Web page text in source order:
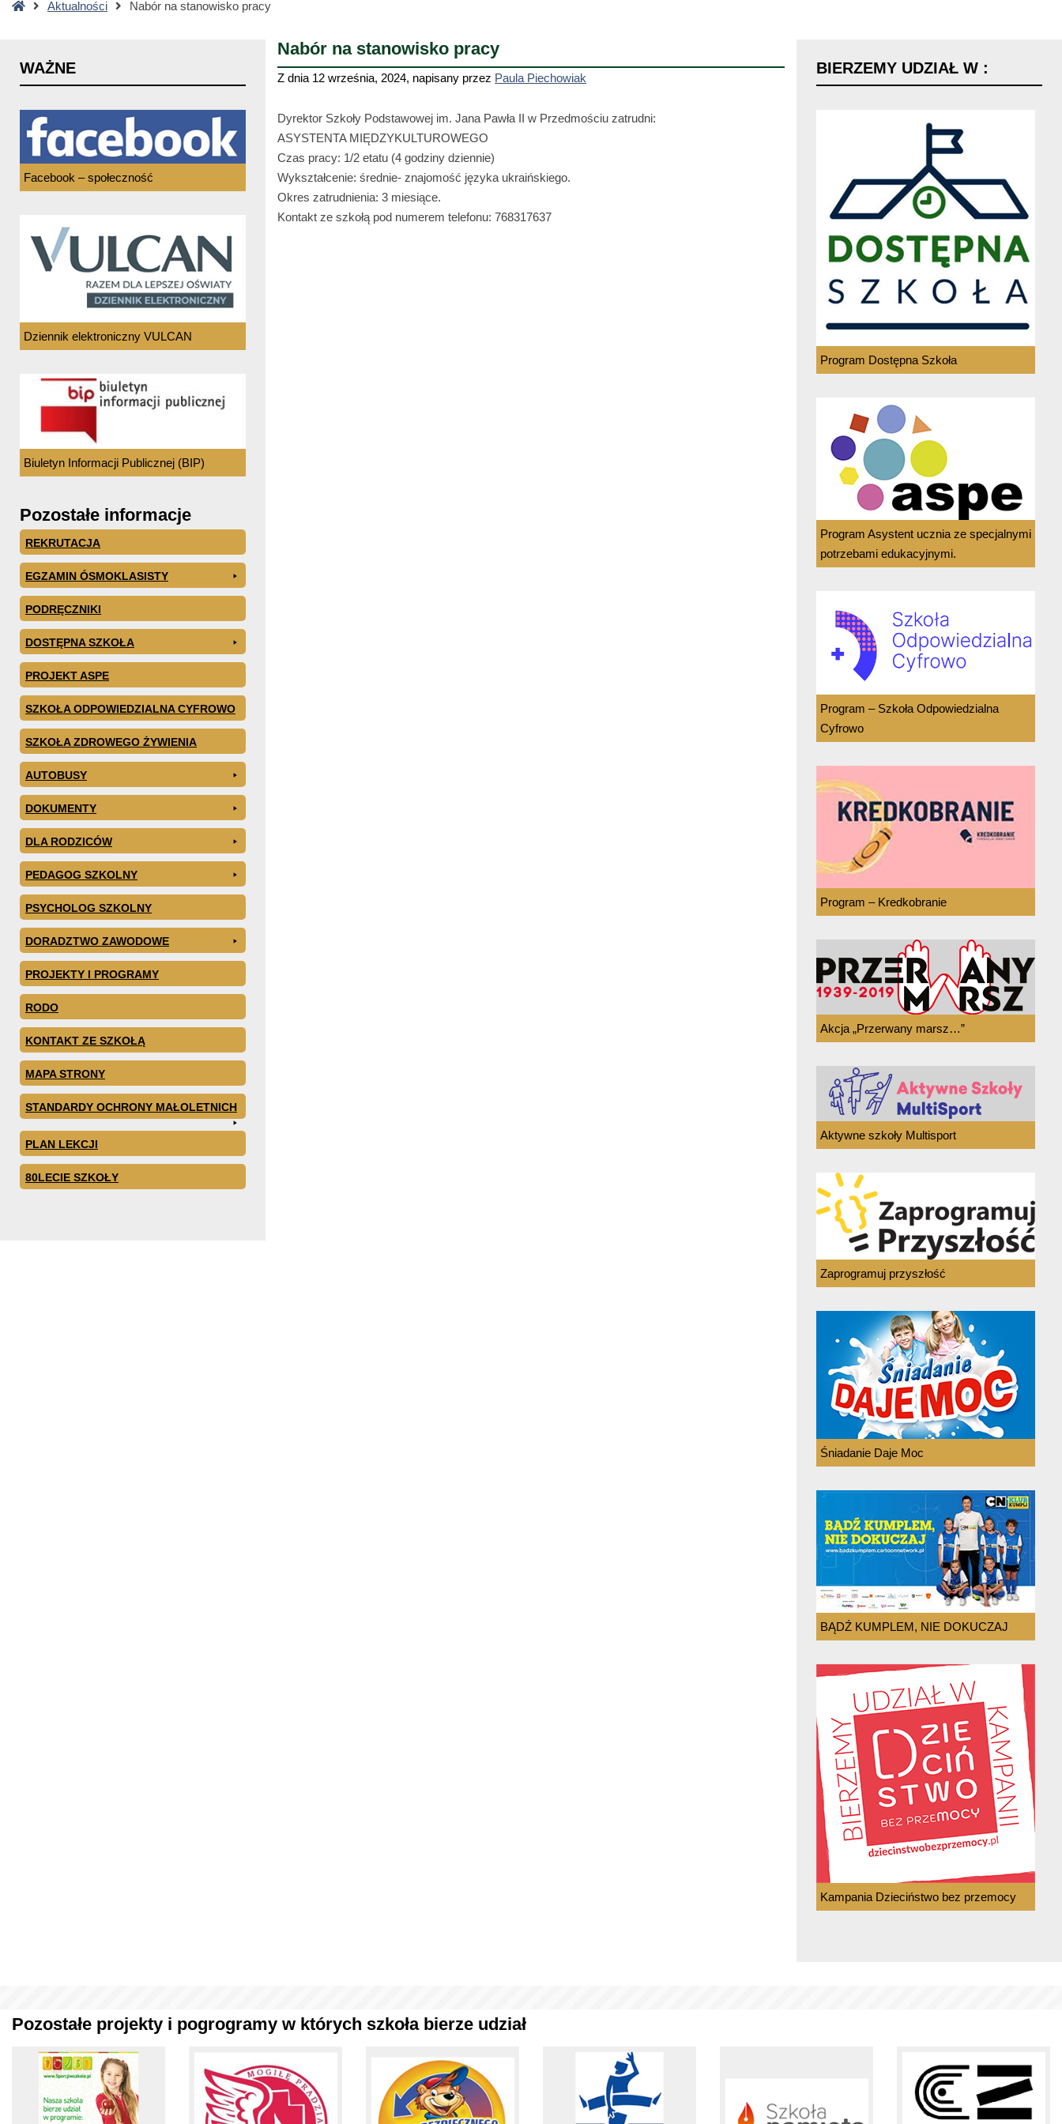
StronaAktualności Nabór na stanowisko pracy
Nabór na stanowisko pracy
Z dnia 12 września, 2024, napisany przez Paula Piechowiak
Dyrektor Szkoły Podstawowej im. Jana Pawła II w Przedmościu zatrudni:
ASYSTENTA MIĘDZYKULTUROWEGO
Czas pracy: 1/2 etatu (4 godziny dziennie)
Wykształcenie: średnie- znajomość języka ukraińskiego.
Okres zatrudnienia: 3 miesiące.
Kontakt ze szkołą pod numerem telefonu: 768317637
WAŻNE
Facebook – społeczność
Dziennik elektroniczny VULCAN
Biuletyn Informacji Publicznej (BIP)
Pozostałe informacje
REKRUTACJA
EGZAMIN ÓSMOKLASISTY
PODRĘCZNIKI
DOSTĘPNA SZKOŁA
PROJEKT ASPE
SZKOŁA ODPOWIEDZIALNA CYFROWO
SZKOŁA ZDROWEGO ŻYWIENIA
AUTOBUSY
DOKUMENTY
DLA RODZICÓW
PEDAGOG SZKOLNY
PSYCHOLOG SZKOLNY
DORADZTWO ZAWODOWE
PROJEKTY I PROGRAMY
RODO
KONTAKT ZE SZKOŁĄ
MAPA STRONY
STANDARDY OCHRONY MAŁOLETNICH
PLAN LEKCJI
80LECIE SZKOŁY
BIERZEMY UDZIAŁ W :
Program Dostępna Szkoła
Program Asystent ucznia ze specjalnymi
potrzebami edukacyjnymi.
Program – Szkoła Odpowiedzialna
Cyfrowo
Program – Kredkobranie
Akcja „Przerwany marsz…”
Aktywne szkoły Multisport
Zaprogramuj przyszłość
Śniadanie Daje Moc
BĄDŹ KUMPLEM, NIE DOKUCZAJ
Kampania Dzieciństwo bez przemocy
Pozostałe projekty i pogrogramy w których szkoła bierze udział